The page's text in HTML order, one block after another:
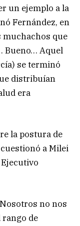
un ejemplo a la
Fernández, en
muchachos que
Bueno… Aquel
se terminó
distribuían
era
la postura de
a Milei
no nos
de